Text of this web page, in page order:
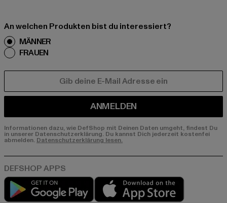
An welchen Produkten bist du interessiert?
MÄNNER
FRAUEN
ANMELDEN
Informationen dazu, wie DefShop mit Deinen Daten umgeht, findest Du
in unserer Datenschutzerklärung. Du kannst Dich jederzeit kostenfei
abmelden. Datenschutzerklärung lesen.
Play market